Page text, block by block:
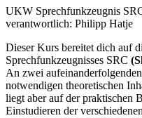
UKW Sprechfunkzeugnis
verantwortlich: Philipp Hatje
Dieser Kurs bereitet dich auf
Sprechfunkzeugnisses SRC
An zwei
notwendigen theoretischen
liegt aber auf der praktischen
Einstudieren der